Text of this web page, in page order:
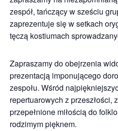
zespół, tańczący w sześciu
zaprezentuje się w setkach
tęczą kostiumach
Zapraszamy do obejrzenia
prezentacją imponującego
zespołu. Wśród
repertuarowych z przeszłości,
przepełnione miłością do
rodzimym pięknem.